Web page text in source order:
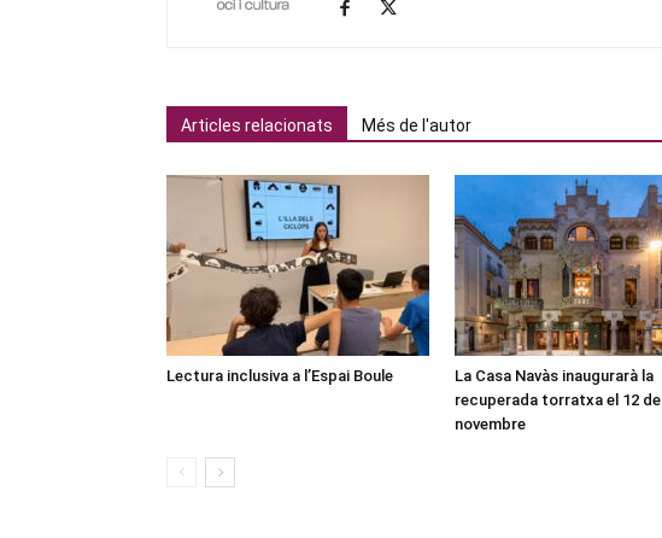
Articles relacionats Més de l'autor
Lectura inclusiva a l’Espai Boule
La Casa Navàs inaugurarà la
recuperada torratxa el 12 de
novembre